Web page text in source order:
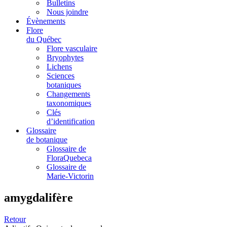
Bulletins
Nous joindre
Évènements
Flore
du Québec
Flore vasculaire
Bryophytes
Lichens
Sciences
botaniques
Changements
taxonomiques
Clés
d’identification
Glossaire
de botanique
Glossaire de
FloraQuebeca
Glossaire de
Marie-Victorin
amygdalifère
Retour